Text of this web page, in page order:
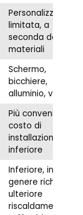
Personalizzazione
limitata, a
seconda dei
materiali
Schermo,
bicchiere,
alluminio, vinile
Più conveniente,
costo di
installazione
inferiore
Inferiore, in
genere richiede
ulteriore
riscaldamento o